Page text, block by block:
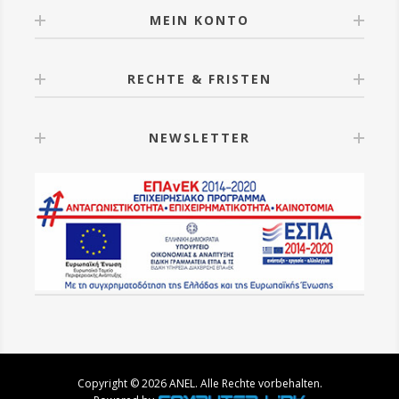
MEIN KONTO
RECHTE & FRISTEN
NEWSLETTER
Copyright © 2026 ANEL. Alle Rechte vorbehalten.